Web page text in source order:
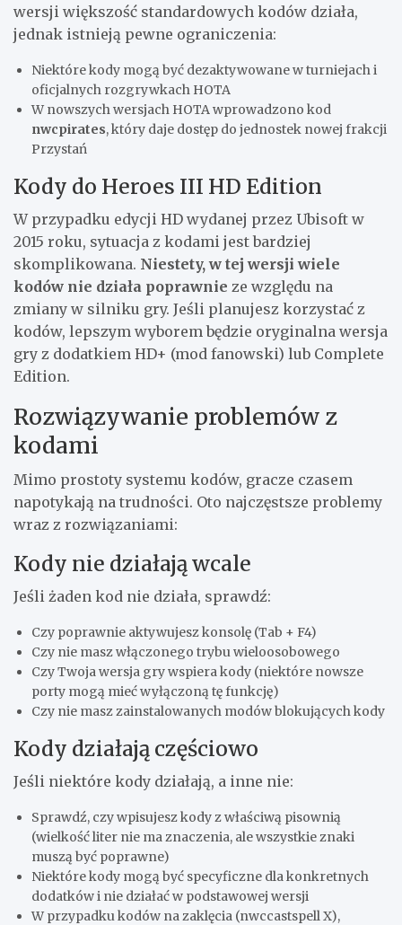
wersji większość standardowych kodów działa,
jednak istnieją pewne ograniczenia:
Niektóre kody mogą być dezaktywowane w turniejach i
oficjalnych rozgrywkach HOTA
W nowszych wersjach HOTA wprowadzono kod
nwcpirates, który daje dostęp do jednostek nowej frakcji
Przystań
Kody do Heroes III HD Edition
W przypadku edycji HD wydanej przez Ubisoft w
2015 roku, sytuacja z kodami jest bardziej
skomplikowana. Niestety, w tej wersji wiele
kodów nie działa poprawnie ze względu na
zmiany w silniku gry. Jeśli planujesz korzystać z
kodów, lepszym wyborem będzie oryginalna wersja
gry z dodatkiem HD+ (mod fanowski) lub Complete
Edition.
Rozwiązywanie problemów z
kodami
Mimo prostoty systemu kodów, gracze czasem
napotykają na trudności. Oto najczęstsze problemy
wraz z rozwiązaniami:
Kody nie działają wcale
Jeśli żaden kod nie działa, sprawdź:
Czy poprawnie aktywujesz konsolę (Tab + F4)
Czy nie masz włączonego trybu wieloosobowego
Czy Twoja wersja gry wspiera kody (niektóre nowsze
porty mogą mieć wyłączoną tę funkcję)
Czy nie masz zainstalowanych modów blokujących kody
Kody działają częściowo
Jeśli niektóre kody działają, a inne nie:
Sprawdź, czy wpisujesz kody z właściwą pisownią
(wielkość liter nie ma znaczenia, ale wszystkie znaki
muszą być poprawne)
Niektóre kody mogą być specyficzne dla konkretnych
dodatków i nie działać w podstawowej wersji
W przypadku kodów na zaklęcia (nwccastspell X),